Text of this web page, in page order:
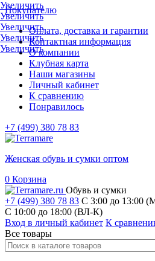
Покупателю
Оплата, доставка и гарантии
Контактная информация
О компании
Клубная карта
Наши магазины
Личный кабинет
К сравнению
Понравилось
+7 (499) 380 78 83
Женская обувь и сумки оптом
0 Корзина
Обувь и сумки
+7 (499) 380 78 83 С 3:00 до 13:00
C 10:00 до 18:00 (ВЛ-К)
Вход в личный кабинет К
Все товары
Увеличить
Увеличить
Увеличить
Увеличить
Увеличить